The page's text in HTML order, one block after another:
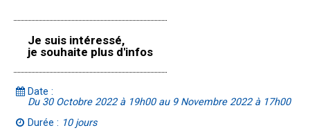
Je suis intéressé,
je souhaite plus d'infos
Date :
Du 30 Octobre 2022 à 19h00 au 9 Novembre 2022 à 17h00
Durée : 10 jours